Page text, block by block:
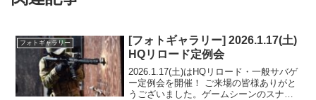
フォトギャラリー
[フォトギャラリー] 2026.1.17(土)
HQリロード定例会
2026.1.17(土)はHQリロード・一般サバゲ
ー定例会を開催！ ご来場の皆様ありがと
うございました。ゲームシーンのスナッ